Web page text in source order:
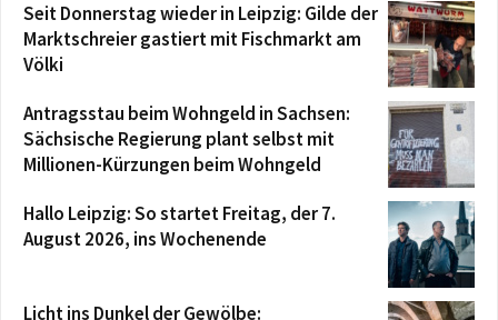
Seit Donnerstag wieder in Leipzig: Gilde der
Marktschreier gastiert mit Fischmarkt am
Völki
Antragsstau beim Wohngeld in Sachsen:
Sächsische Regierung plant selbst mit
Millionen-Kürzungen beim Wohngeld
Hallo Leipzig: So startet Freitag, der 7.
August 2026, ins Wochenende
Licht ins Dunkel der Gewölbe: